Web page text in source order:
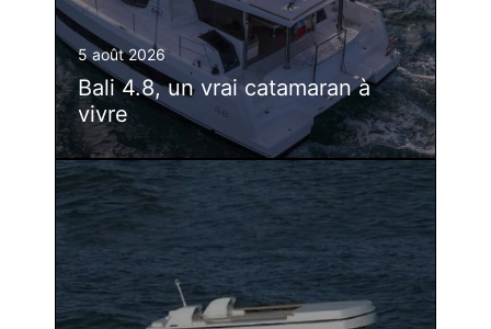
5 août 2026
Bali 4.8, un vrai catamaran à
vivre